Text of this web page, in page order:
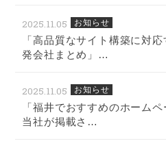
2025.11.05 お知らせ
「高品質なサイト構築に対
発会社まとめ」…
2025.11.05 お知らせ
「福井でおすすめのホーム
当社が掲載さ…